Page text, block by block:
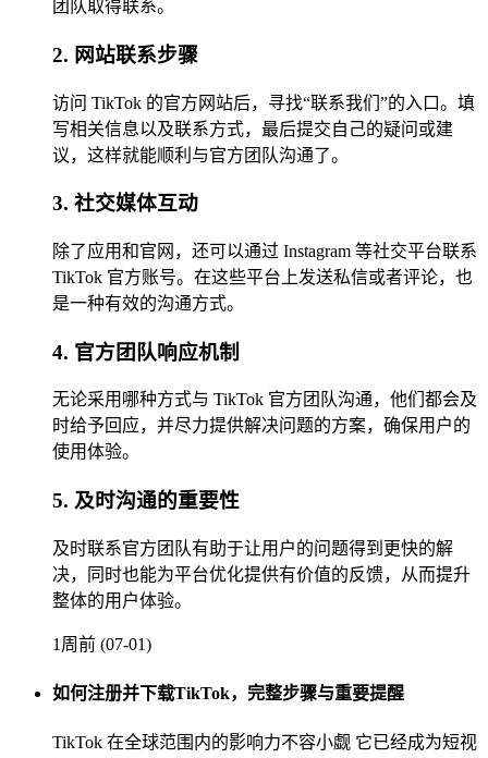
团队取得联系。
2. 网站联系步骤
访问 TikTok 的官方网站后，寻找“联系我们”的入口。填
写相关信息以及联系方式，最后提交自己的疑问或建
议，这样就能顺利与官方团队沟通了。
3. 社交媒体互动
除了应用和官网，还可以通过 Instagram 等社交平台联系
TikTok 官方账号。在这些平台上发送私信或者评论，也
是一种有效的沟通方式。
4. 官方团队响应机制
无论采用哪种方式与 TikTok 官方团队沟通，他们都会及
时给予回应，并尽力提供解决问题的方案，确保用户的
使用体验。
5. 及时沟通的重要性
及时联系官方团队有助于让用户的问题得到更快的解
决，同时也能为平台优化提供有价值的反馈，从而提升
整体的用户体验。
1周前 (07-01)
如何注册并下载TikTok，完整步骤与重要提醒
TikTok 在全球范围内的影响力不容小觑 它已经成为短视